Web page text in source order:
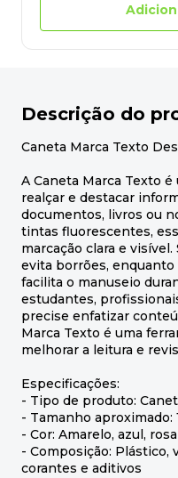
Descrição do
Caneta Marca Texto
A Caneta Marca Texto
realçar e destacar
documentos, livros ou
tintas fluorescentes,
marcação clara e
evita borrões, enquanto
facilita o manuseio
estudantes,
precise enfatizar
Marca Texto é uma
melhorar a leitura e
Especificações:
- Tipo de produto:
- Tamanho aproximado:
- Cor: Amarelo, azul,
- Composição: Plástico,
corantes e aditivos